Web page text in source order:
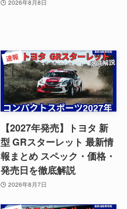
2026年8月8日
【2027年発売】トヨタ 新
型 GRスターレット 最新情
報まとめ スペック・価格・
発売日を徹底解説
2026年8月7日